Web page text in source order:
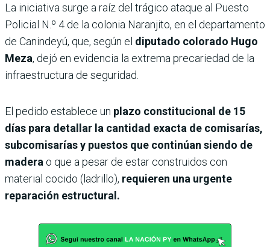
La iniciativa surge a raíz del trágico ataque al Puesto
Policial N.º 4 de la colonia Naranjito, en el departamento
de Canindeyú, que, según el diputado colorado Hugo
Meza, dejó en evidencia la extrema precariedad de la
infraestructura de seguridad.
El pedido establece un plazo constitucional de 15
días para detallar la cantidad exacta de comisarías,
subcomisarías y puestos que continúan siendo de
madera o que a pesar de estar construidos con
material cocido (ladrillo), requieren una urgente
reparación estructural.